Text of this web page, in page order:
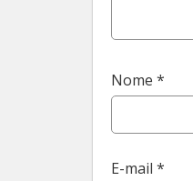
Nome *
E-mail *